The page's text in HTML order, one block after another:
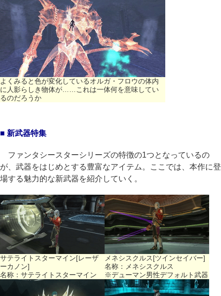
よくみると色が変化しているオルガ・フロウの体内
に人影らしき物体が……これは一体何を意味してい
るのだろうか
■ 新武器特集
ファンタシースターシリーズの特徴の1つとなっているの
が、武器をはじめとする豊富なアイテム。ここでは、本作に登
場する魅力的な新武器を紹介していく。
サテライトスターマイン[レーザ
ーカノン]
名称：サテライトスターマイン
メネシスクルス[ツインセイバー]
名称：メネシスクルス
※デューマン男性デフォルト武器